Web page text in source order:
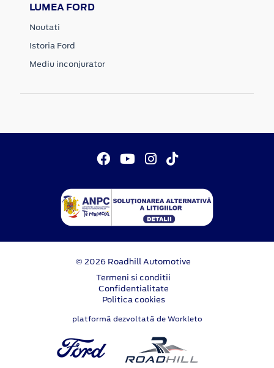
LUMEA FORD
Noutati
Istoria Ford
Mediu inconjurator
© 2026 Roadhill Automotive
Termeni si conditii
Confidentialitate
Politica cookies
platformă dezvoltată de Workleto